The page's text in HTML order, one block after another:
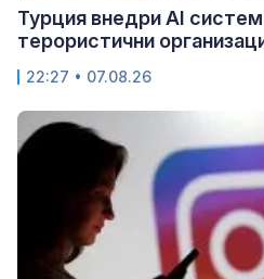
Турция внедри AI
терористични
22:27 • 07.08.26